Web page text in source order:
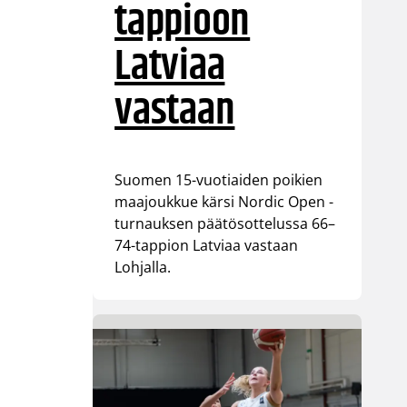
tappioon
Latviaa
vastaan
Suomen 15-vuotiaiden poikien
maajoukkue kärsi Nordic Open -
turnauksen päätösottelussa 66–
74-tappion Latviaa vastaan
Lohjalla.